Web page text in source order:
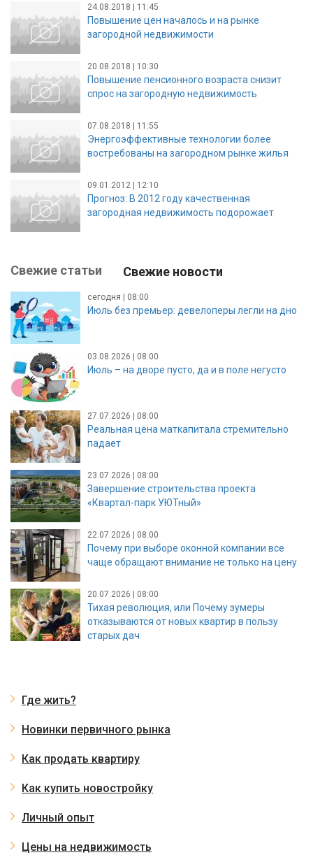
24.08.2018 | 11:45
Повышение цен началось и на рынке
загородной недвижимости
20.08.2018 | 10:30
Повышение пенсионного возраста снизит
спрос на загородную недвижимость
07.08.2018 | 11:55
Энергоэффективные технологии более
востребованы на загородном рынке жилья
09.01.2012 | 12:10
Прогноз: В 2012 году качественная
загородная недвижимость подорожает
Свежие статьи Свежие новости
сегодня | 08:00
Июль без премьер: девелоперы легли на дно
03.08.2026 | 08:00
Июль – на дворе пусто, да и в поле негусто
27.07.2026 | 08:00
Реальная цена маткапитала стремительно
падает
23.07.2026 | 08:00
Завершение строительства проекта
«Квартал-парк УЮТный»
22.07.2026 | 08:00
Почему при выборе оконной компании все
чаще обращают внимание не только на цену
20.07.2026 | 08:00
Тихая революция, или Почему зумеры
отказываются от новых квартир в пользу
старых дач
Где жить?
Новинки первичного рынка
Как продать квартиру
Как купить новостройку
Личный опыт
Цены на недвижимость